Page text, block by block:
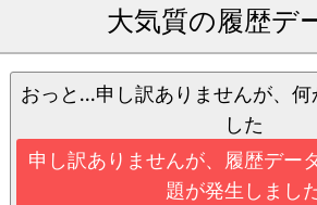
大気質の履歴デ
おっと...申し訳ありませんが、
した
申し訳ありませんが、履歴デー
題が発生しまし